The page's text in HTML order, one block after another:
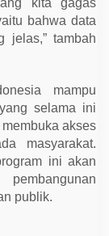
bahwa data
jelas,” tambah
mampu
selama ini
akses
masyarakat.
ini akan
publik.